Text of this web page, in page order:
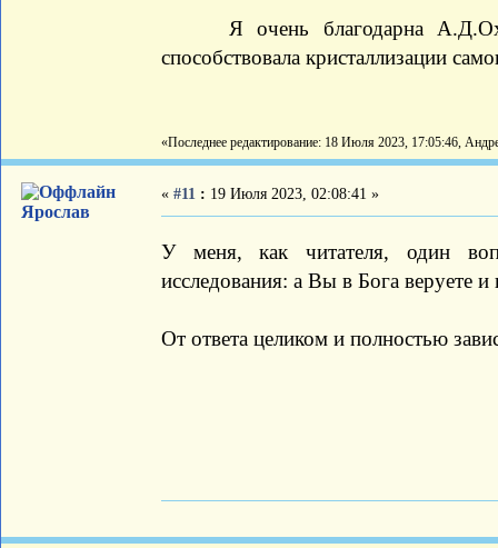
Я очень благодарна
способствовала кристаллизации
«Последнее редактирование: 18 Июля 2023, 17:05:46,
Ярослав
« #11 : 19 Июля 2023, 02:08:41 »
У меня, как читателя, один
исследования: а Вы в Бога веруете и
От ответа целиком и полностью